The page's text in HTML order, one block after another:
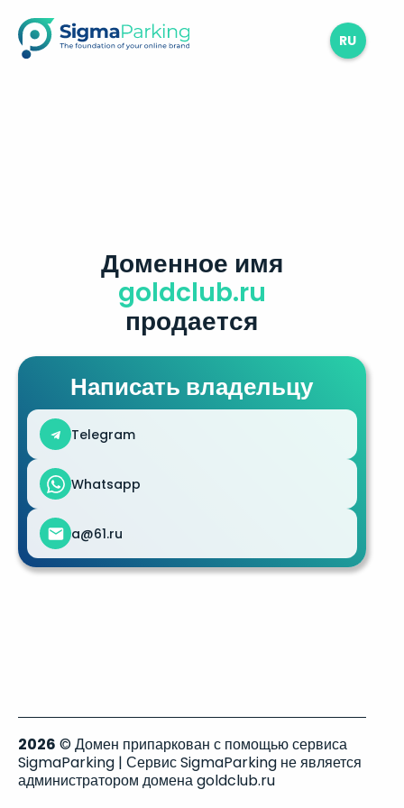
RU
Доменное имя
goldclub.ru
продается
Написать владельцу
Telegram
Whatsapp
a@61.ru
2026 © Домен припаркован с помощью сервиса
SigmaParking | Сервис SigmaParking не является
администратором домена goldclub.ru